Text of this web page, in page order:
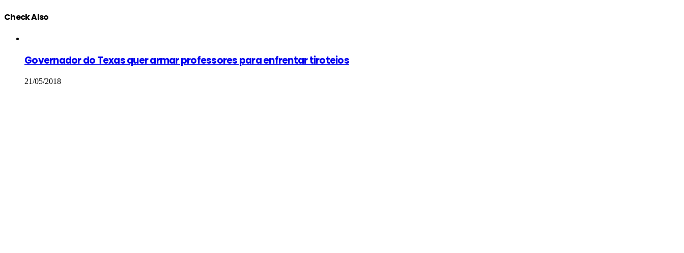
Check Also
Close
Governador do Texas quer armar professores para enfrentar tiroteios
21/05/2018